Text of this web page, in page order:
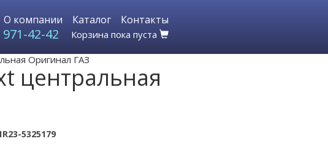
О компании Каталог Контакты
971-42-42 Корзина пока пуста
Оригинал ГАЗ
центральная
5325179